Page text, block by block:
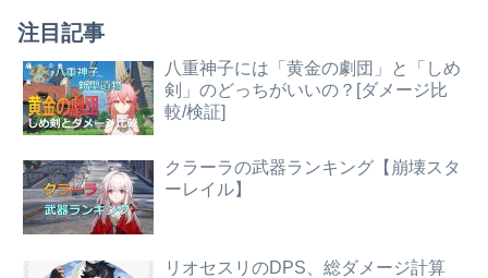
注目記事
八重神子には「黄金の劇団」と「しめ
剣」のどっちがいいの？[ダメージ比
較/検証]
クラーラの武器ランキング【崩壊スタ
ーレイル】
リオセスリのDPS、総ダメージ計算